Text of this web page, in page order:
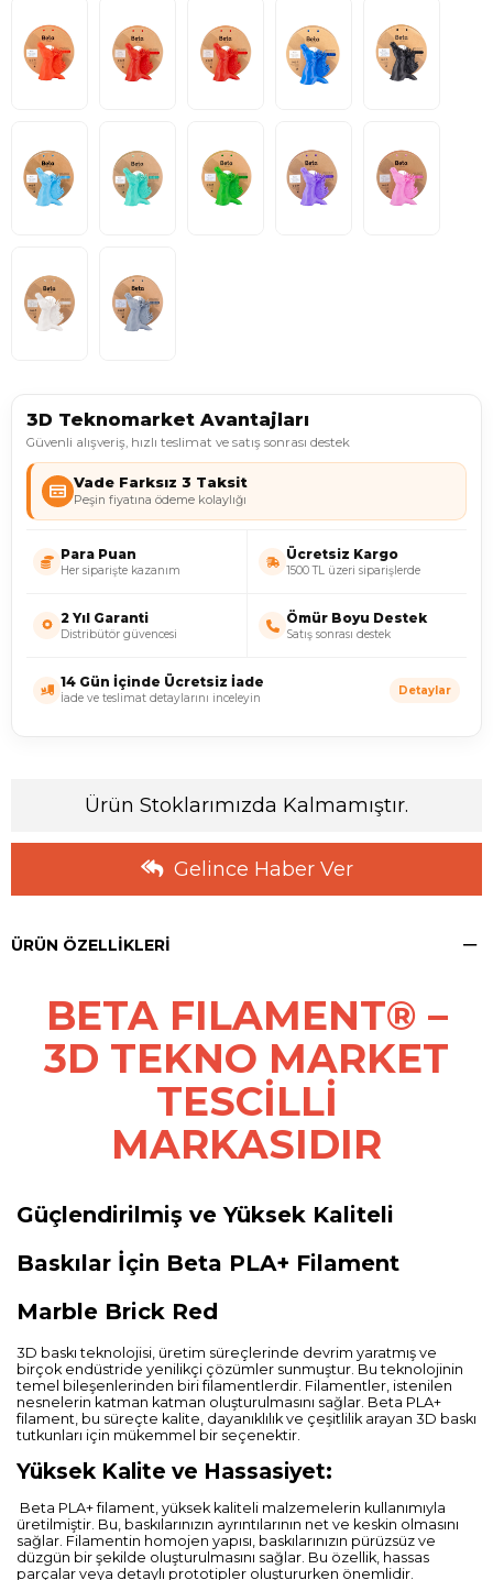
3D Teknomarket Avantajları
Güvenli alışveriş, hızlı teslimat ve satış sonrası destek
Vade Farksız 3 Taksit
Peşin fiyatına ödeme kolaylığı
Para Puan
Her siparişte kazanım
Ücretsiz Kargo
1500 TL üzeri siparişlerde
2 Yıl Garanti
Distribütör güvencesi
Ömür Boyu Destek
Satış sonrası destek
14 Gün İçinde Ücretsiz İade
İade ve teslimat detaylarını inceleyin
Detaylar
Ürün Stoklarımızda Kalmamıştır.
Gelince Haber Ver
ÜRÜN ÖZELLIKLERI
BETA FILAMENT® –
3D TEKNO MARKET
TESCİLLİ
MARKASIDIR
Güçlendirilmiş ve Yüksek Kaliteli
Baskılar İçin Beta PLA+ Filament
Marble Brick Red
3D baskı teknolojisi, üretim süreçlerinde devrim yaratmış ve
birçok endüstride yenilikçi çözümler sunmuştur. Bu teknolojinin
temel bileşenlerinden biri filamentlerdir. Filamentler, istenilen
nesnelerin katman katman oluşturulmasını sağlar. Beta PLA+
filament, bu süreçte kalite, dayanıklılık ve çeşitlilik arayan 3D baskı
tutkunları için mükemmel bir seçenektir.
Yüksek Kalite ve Hassasiyet:
Beta PLA+ filament, yüksek kaliteli malzemelerin kullanımıyla
üretilmiştir. Bu, baskılarınızın ayrıntılarının net ve keskin olmasını
sağlar. Filamentin homojen yapısı, baskılarınızın pürüzsüz ve
düzgün bir şekilde oluşturulmasını sağlar. Bu özellik, hassas
parçalar veya detaylı prototipler oluştururken önemlidir.